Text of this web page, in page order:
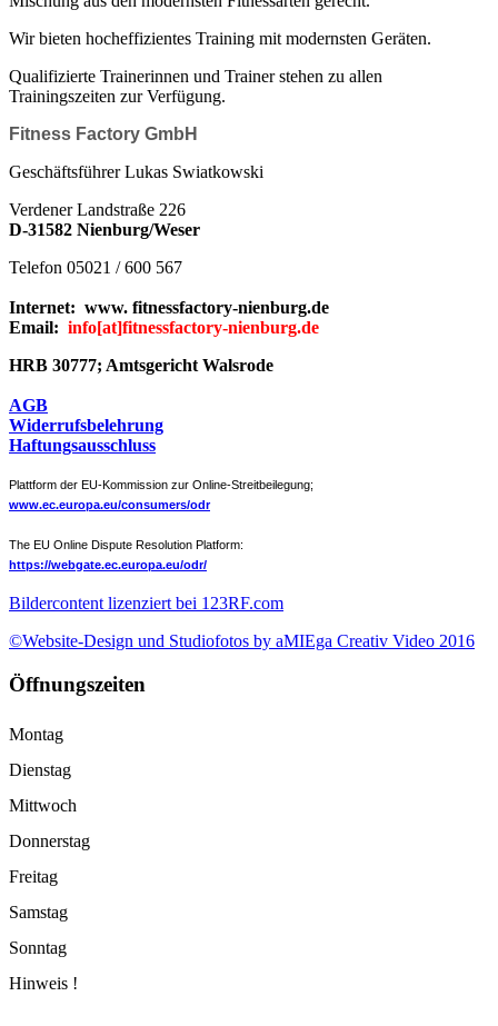
Wir bieten hocheffizientes Training mit modernsten Geräten.
Qualifizierte Trainerinnen und Trainer stehen zu allen
Trainingszeiten zur Verfügung.
Fitness Factory GmbH
Geschäftsführer Lukas Swiatkowski
Verdener Landstraße 226
D-31582 Nienburg/Weser
Telefon 05021 / 600 567
Internet: www. fitnessfactory-nienburg.de
Email: info[at]fitnessfactory-nienburg.de
HRB 30777; Amtsgericht Walsrode
AGB
Widerrufsbelehrung
Haftungsausschluss
Plattform der EU-Kommission zur Online-Streitbeilegung;
www.ec.europa.eu/consumers/odr
The EU Online Dispute Resolution Platform:
https://webgate.ec.europa.eu/odr/
Bildercontent lizenziert bei 123RF.com
©Website-Design und Studiofotos by aMIEga Creativ Video 2016
Öffnungszeiten
Montag
Dienstag
Mittwoch
Donnerstag
Freitag
Samstag
Sonntag
Hinweis !